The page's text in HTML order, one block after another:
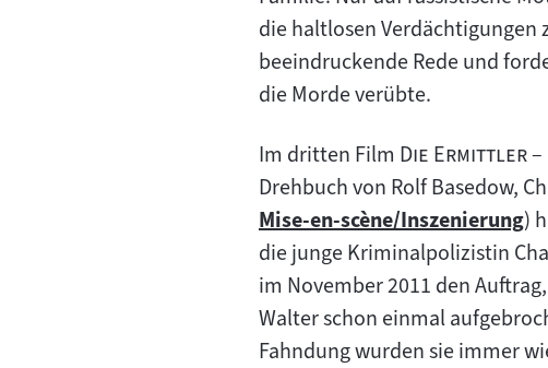
die haltlosen
beeindruckende Rede und
die Morde verübte.
Im dritten Film "
Die Ermittler
Drehbuch von Rolf Basedow,
Zum
Inhalt:
Mise-en-scène/Inszenierung)
die junge Kriminalpolizistin
im November 2011 den
Walter schon einmal
Fahndung wurden sie immer